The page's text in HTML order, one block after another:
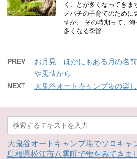
くことが多くなってき
メバチの子育てのため
すが、 その時期って、
多くなる季節 …
PREV
お月見 ほかにもある月の名
や風情から
NEXT 大鬼谷オートキャンプ場の楽
大鬼谷オートキャンプ場でソロキャ
島根県松江市八雲町で蛍をみてきま